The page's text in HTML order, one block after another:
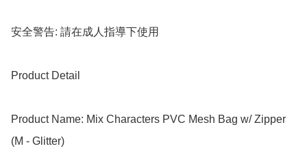
安全警告: 請在成人指導下使用
Product Detail
Product Name: Mix Characters PVC Mesh Bag w/ Zipper
(M - Glitter)